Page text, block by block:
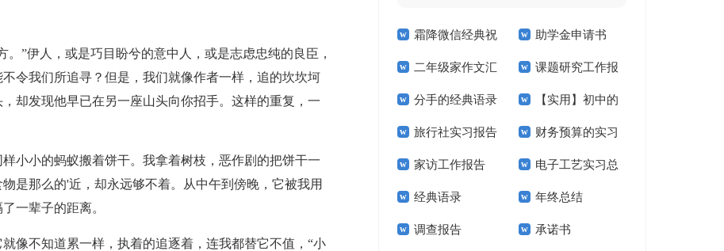
”伊人，或是巧目盼兮的意中人，或是志虑忠纯的良臣，
令我们所追寻？但是，我们就像作者一样，追的坎坎坷
却发现他早已在另一座山头向你招手。这样的重复，一
小小的蚂蚁搬着饼干。我拿着树枝，恶作剧的把饼干一
是那么的'近，却永远够不着。从中午到傍晚，它被我用
一辈子的距离。
像不知道累一样，执着的追逐着，连我都替它不值，“小
霜降微信经典祝
福语
助学金申请书
【精】
二年级家作文汇
总7篇
课题研究工作报
告
分手的经典语录 【实用】初中的
作文300字汇总6篇
旅行社实习报告
(15篇)
财务预算的实习
报告
家访工作报告 电子工艺实习总
结15篇
经典语录 年终总结
调查报告 承诺书